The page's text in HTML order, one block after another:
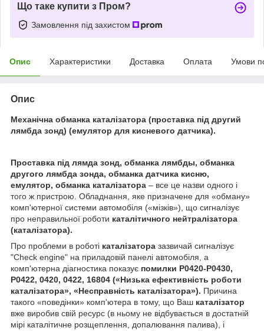
Що таке купити з Пром?
Замовлення під захистом
Опис Характеристики Доставка Оплата Умови
Опис
Механічна обманка каталізатора (проставка під другий
лямбда зонд) (емулятор для кисневого датчика).
Проставка під лямда зонд, обманка лямбды, обманка
другого лямбда зонда, обманка датчика кисню,
емулятор, обманка каталізатора – все це назви одного і
того ж пристрою. Обладнання, яке призначене для «обману»
комп'ютерної системи автомобіля («мізків»), що сигналізує
про неправильної роботи каталітичного нейтралізатора
(каталізатора).
Про проблеми в роботі каталізатора зазвичай сигналізує
"Check engine" на приладовій панелі автомобіля, а
комп'ютерна діагностика показує помилки P0420-P0430,
P0422, 0420, 0422, 16804 («Низька ефективність роботи
каталізатора», «Несправність каталізатора»). Причина
такого «поведінки» комп'ютера в тому, що Ваш каталізатор
вже виробив свій ресурс (в ньому не відбувається в достатній
мірі каталітичне розщеплення, допалювання палива), і